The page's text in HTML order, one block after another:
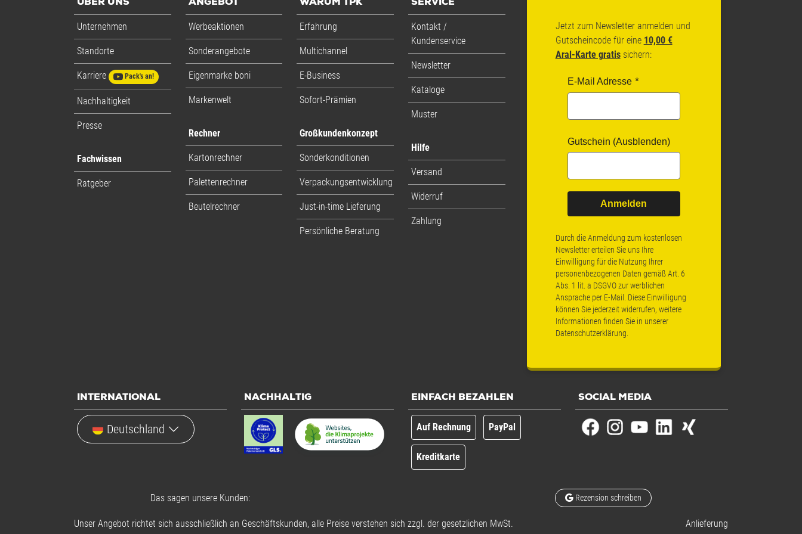
ÜBER UNS
Unternehmen
Standorte
Karriere Pack's an!
Nachhaltigkeit
Presse
Fachwissen
Ratgeber
ANGEBOT
Werbeaktionen
Sonderangebote
Eigenmarke boni
Markenwelt
Rechner
Kartonrechner
Palettenrechner
Beutelrechner
WARUM TPK
Erfahrung
Multichannel
E-Business
Sofort-Prämien
Großkundenkonzept
Sonderkonditionen
Verpackungsentwicklung
Just-in-time Lieferung
Persönliche Beratung
SERVICE
Kontakt /
Kundenservice
Newsletter
Kataloge
Muster
Hilfe
Versand
Widerruf
Zahlung
Jetzt zum Newsletter anmelden und
Gutscheincode für eine 10,00 €
Aral-Karte gratissichern:
E-Mail Adresse
Gutschein (Ausblenden)
Anmelden
Durch die Anmeldung zum kostenlosen
Newsletter erteilen Sie uns Ihre
Einwilligung für die Nutzung Ihrer
personenbezogenen Daten gemäß Art. 6
Abs. 1 lit. a DSGVO zur werblichen
Ansprache per E-Mail. Diese Einwilligung
können Sie jederzeit widerrufen, weitere
Informationen finden Sie in unserer
Datenschutzerklärung
INTERNATIONAL
Deutschland
NACHHALTIG EINFACH BEZAHLEN
Auf Rechnung PayPal
Kreditkarte
SOCIAL MEDIA
Das sagen unsere Kunden: Rezension schreiben
Unser Angebot richtet sich ausschließlich an Geschäftskunden, alle Preise verstehen sich zzgl. der gesetzlichen MwSt. Anlieferung